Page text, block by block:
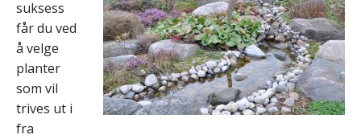
suksess
får du ved
å velge
planter
som vil
trives ut i
fra